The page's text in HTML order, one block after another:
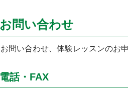
お問い合わせ
お問い合わせ、体験レッスンのお
電話・FAX